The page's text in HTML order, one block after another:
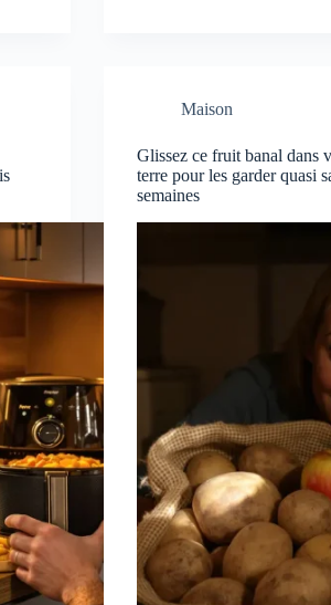
Maison
Glissez ce fruit banal dans
terre pour les garder quasi
semaines